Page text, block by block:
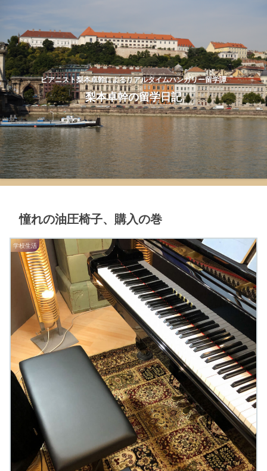
ピアニスト梨本卓幹によるリアルタイムハンガリー留学譚
梨本卓幹の留学日記
憧れの油圧椅子、購入の巻
学校生活